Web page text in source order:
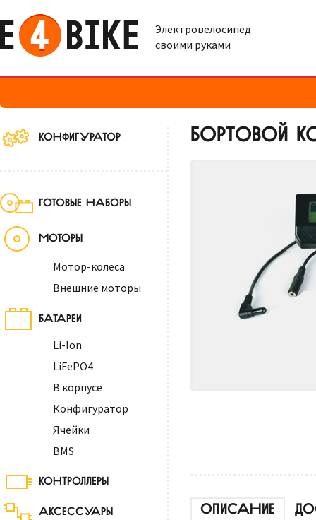
Электровелосипед
своими руками
КОНФИГУРАТОР
ГОТОВЫЕ НАБОРЫ
МОТОРЫ
Мотор-колеса
Внешние моторы
БАТАРЕИ
Li-Ion
LiFePO4
В корпусе
Конфигуратор
Ячейки
BMS
КОНТРОЛЛЕРЫ
АКСЕССУАРЫ
БОРТОВОЙ
ОПИСАНИЕ